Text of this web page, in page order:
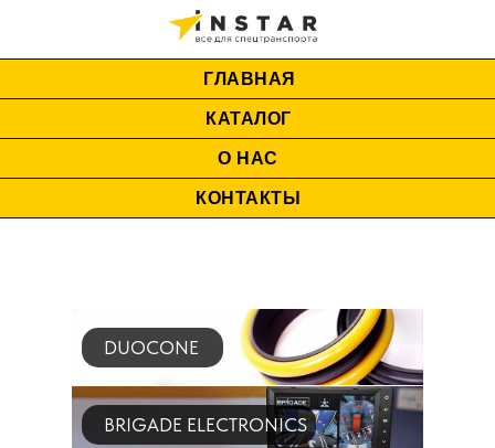
ГЛАВНАЯ
КАТАЛОГ
О НАС
КОНТАКТЫ
DUOCONE
BRIGADE ELECTRONICS